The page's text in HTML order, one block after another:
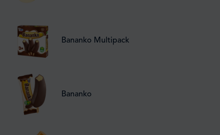
Bananko Multipack
Bananko